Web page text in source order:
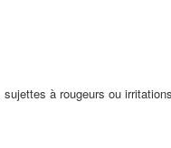
à rougeurs ou